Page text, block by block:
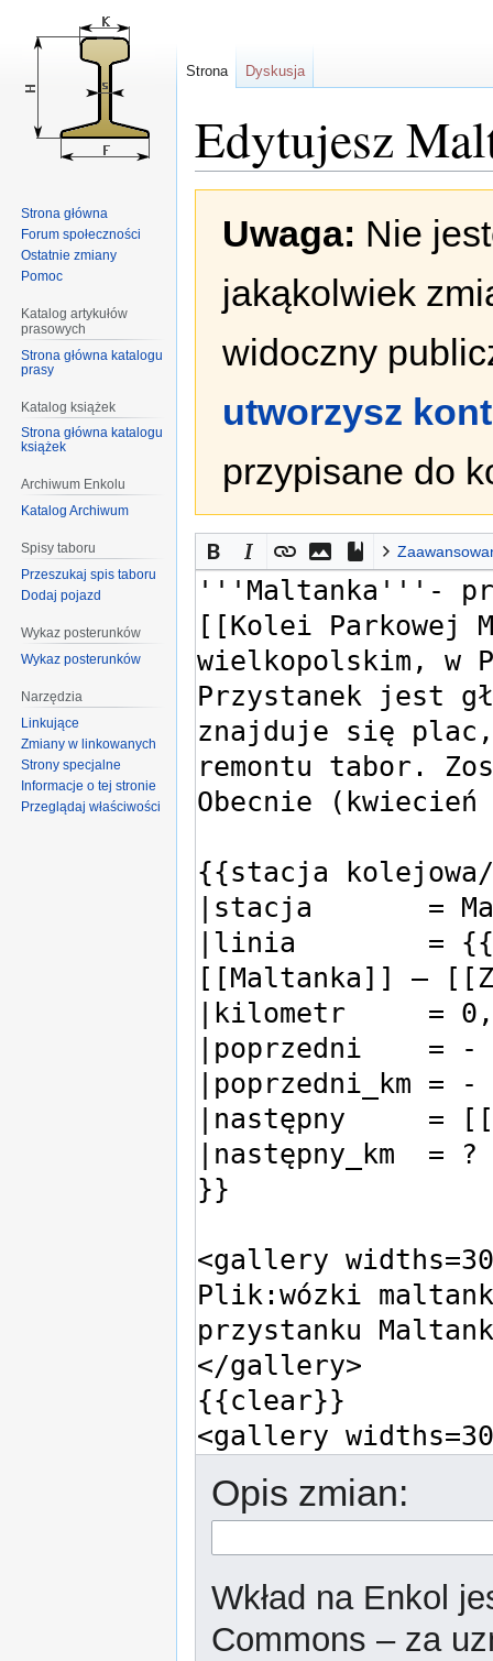
Edytujesz
nawigacji
wyszukiwania
Uwaga: Nie
jakąkolwiek
widoczny
utworzysz
przypisane do
Opis zmian:
Wkład na Enkol
Commons – za
Strona Dyskusja
Strona główna
Forum społeczności
Ostatnie zmiany
Pomoc
Katalog artykułów
prasowych
Strona główna katalogu
prasy
Katalog książek
Strona główna katalogu
książek
Archiwum Enkolu
Katalog Archiwum
Spisy taboru
Przeszukaj spis taboru
Dodaj pojazd
Wykaz posterunków
Wykaz posterunków
Narzędzia
Linkujące
Zmiany w linkowanych
Strony specjalne
Informacje o tej stronie
Przeglądaj właściwości